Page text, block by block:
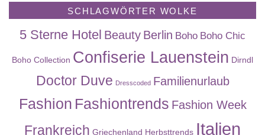
SCHLAGWÖRTER WOLKE
5 Sterne Hotel Beauty Berlin Boho Boho Chic
Boho Collection Confiserie Lauenstein Dirndl
Doctor Duve Dresscoded Familienurlaub
Fashion Fashiontrends Fashion Week
Frankreich Griechenland Herbsttrends Italien